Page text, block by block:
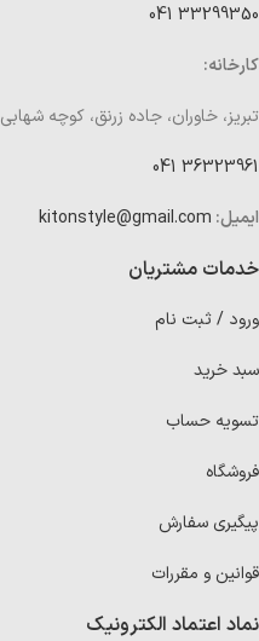
33299350 041
کارخانه:
تبریز، خاوران، جاده زرنق، کوچه شهابی
36323961 041
ایمیل: kitonstyle@gmail.com
خدمات مشتریان
ورود / ثبت نام
سبد خرید
تسویه حساب
فروشگاه
پیگیری سفارش
قوانین و مقررات
نماد اعتماد الکترونیک